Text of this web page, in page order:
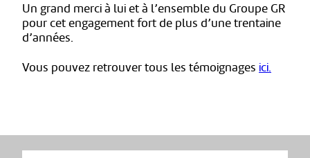
Un grand merci à lui et à l’ensemble du Groupe GR
pour cet engagement fort de plus d’une trentaine
d’années.
Vous pouvez retrouver tous les témoignages ici.